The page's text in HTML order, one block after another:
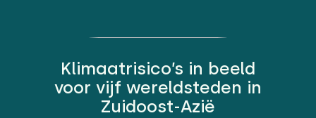
Klimaatrisico’s in beeld
voor vijf wereldsteden in
Zuidoost-Azië